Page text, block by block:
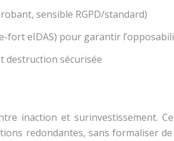
sensible RGPD/standard)
fort eIDAS) pour garantir
destruction sécurisée
inaction et surinvestissement.
redondantes, sans formaliser